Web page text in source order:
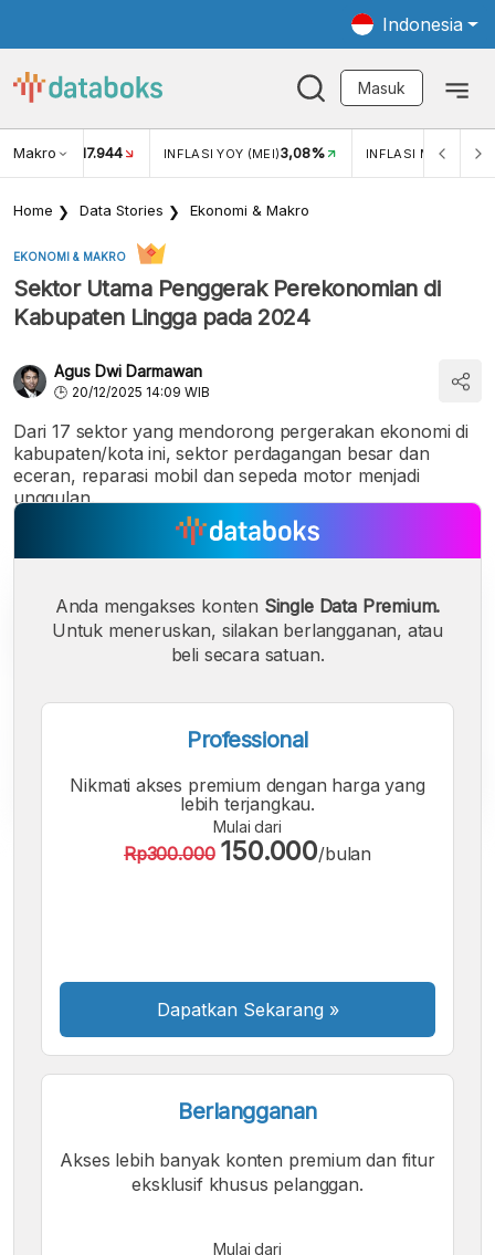
Indonesia
Masuk
Makro
USD/IDR 17.944 INFLASI YOY (MEI)3,08% INFLASI MOM (MEI)
Home Data Stories Ekonomi & Makro
EKONOMI & MAKRO
Sektor Utama Penggerak Perekonomian di
Kabupaten Lingga pada 2024
Agus Dwi Darmawan
20/12/2025 14:09 WIB
Dari 17 sektor yang mendorong pergerakan ekonomi di
kabupaten/kota ini, sektor perdagangan besar dan
eceran, reparasi mobil dan sepeda motor menjadi
unggulan.
A A A
Anda mengakses konten Single Data Premium.
Untuk meneruskan, silakan berlangganan, atau
beli secara satuan.
Professional
Nikmati akses premium dengan harga yang
lebih terjangkau.
Mulai dari
Rp300.000 150.000/bulan
Dapatkan Sekarang »
Berlangganan
Akses lebih banyak konten premium dan fitur
eksklusif khusus pelanggan.
Mulai dari